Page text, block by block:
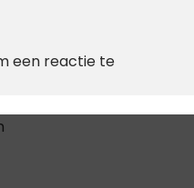
een reactie te